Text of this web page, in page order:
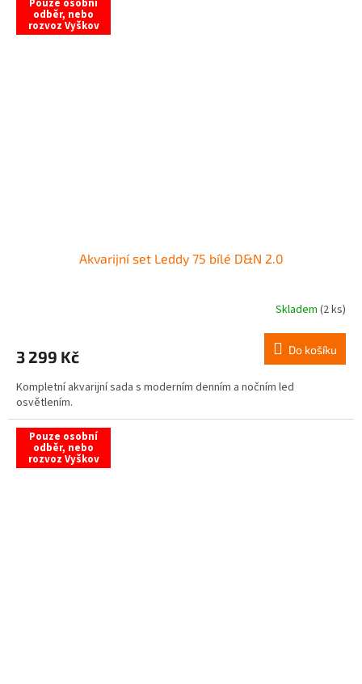
Pouze osobní
odběr, nebo
rozvoz Vyškov
Akvarijní set Leddy 75 bílé D&N 2.0
Skladem (2 ks)
3 299 Kč Do košíku
Kompletní akvarijní sada s moderním denním a nočním led
osvětlením.
Pouze osobní
odběr, nebo
rozvoz Vyškov